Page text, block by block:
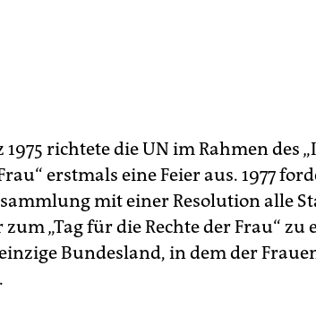
1975 richtete die UN im Rahmen des
erstmals eine Feier aus. 1977
mit einer Resolution alle
zum „Tag für die Rechte der Frau“
Bundesland, in dem der